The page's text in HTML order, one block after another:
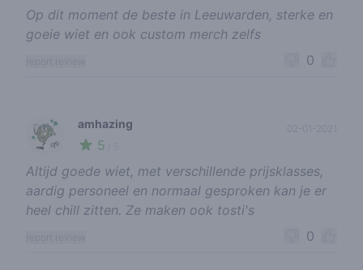
Op dit moment de beste in Leeuwarden, sterke en
goeie wiet en ook custom merch zelfs
0
🌱
amhazing
5
Altijd goede wiet, met verschillende prijsklasses,
aardig personeel en normaal gesproken kan je er
heel chill zitten. Ze maken ook tosti's
0